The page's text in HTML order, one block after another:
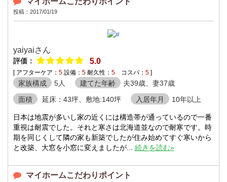
投稿：2017/01/19
yaiyaiさん
評価： 5.0
[ アフターケア： 5 設備： 5 耐久性： 5 コスパ： 5 ]
家族構成 5人 建てた年齢
夫39歳、妻37歳
面積
延床：43坪、敷地:140坪 入居年月 10年以上
日本は地震が多いし家の近くには構造帯が通っているので一番
重視は耐震でした。それと寒さは北海道並なので耐寒です。時
期を同じくして隣の家も新築でしたが住み始めてすぐ寒いから
と改築、大窓を小窓に変えましたが... 続きを読む»
マイホームこだわりポイント